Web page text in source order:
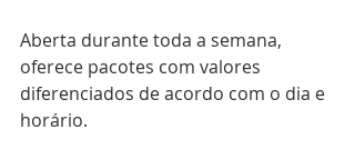
Aberta durante toda a semana,
oferece pacotes com valores
diferenciados de acordo com o dia e
horário.